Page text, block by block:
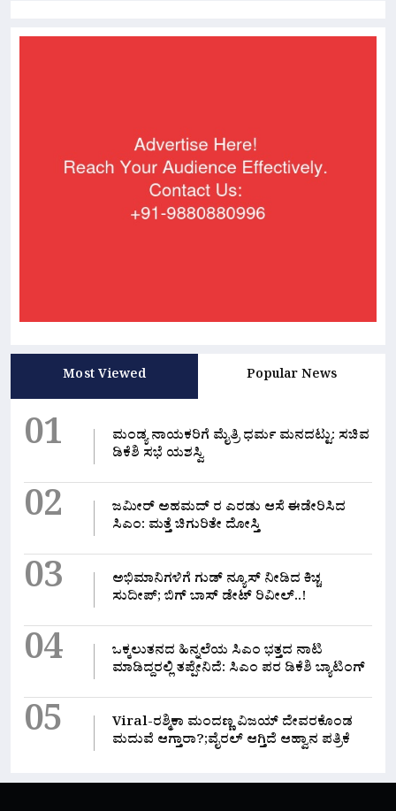
Most Viewed Popular News
01
ಮಂಡ್ಯ ನಾಯಕರಿಗೆ ಮೈತ್ರಿ ಧರ್ಮ ಮನದಟ್ಟು: ಸಚಿವ
ಡಿಕೆಶಿ ಸಭೆ ಯಶಸ್ವಿ
02
ಜಮೀರ್ ಅಹಮದ್ ರ ಎರಡು ಆಸೆ ಈಡೇರಿಸಿದ
ಸಿಎಂ: ಮತ್ತೆ ಚಿಗುರಿತೇ ದೋಸ್ತಿ
03
ಅಭಿಮಾನಿಗಳಿಗೆ ಗುಡ್ ನ್ಯೂಸ್ ನೀಡಿದ ಕಿಚ್ಚ
ಸುದೀಪ್; ಬಿಗ್ ಬಾಸ್ ಡೇಟ್ ರಿವೀಲ್..!
04
ಒಕ್ಕಲುತನದ ಹಿನ್ನಲೆಯ ಸಿಎಂ ಭತ್ತದ ನಾಟಿ
ಮಾಡಿದ್ದರಲ್ಲಿ‌ ತಪ್ಪೇನಿದೆ: ಸಿಎಂ ಪರ ಡಿಕೆಶಿ ಬ್ಯಾಟಿಂಗ್
05
Viral-ರಶ್ಮಿಕಾ ಮಂದಣ್ಣ ವಿಜಯ್ ದೇವರಕೊಂಡ
ಮದುವೆ ಆಗ್ತಾರಾ?;ವೈರಲ್ ಆಗ್ತಿದೆ ಆಹ್ವಾನ ಪತ್ರಿಕೆ